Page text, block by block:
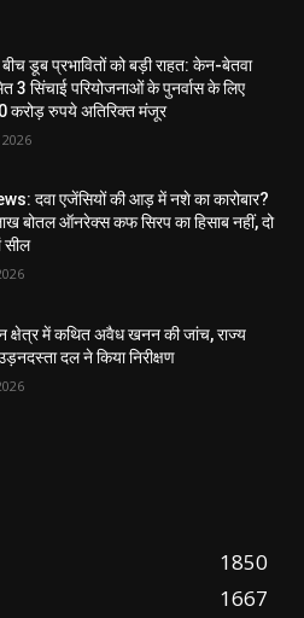
डूब प्रभावितों को बड़ी राहत: केन-बेतवा
3 सिंचाई परियोजनाओं के पुनर्वास के लिए
करोड़ रुपये अतिरिक्त मंजूर
दवा एजेंसियों की आड़ में नशे का कारोबार?
बोतल ऑनरेक्स कफ सिरप का हिसाब नहीं, दो
सील
क्षेत्र में कथित अवैध खनन की जांच, राज्य
दल ने किया निरीक्षण
1850
1667